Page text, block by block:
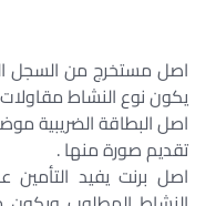
اصل مستخرج من السجل
يكون نوع النشاط
اصل البطاقة الضريبية
تقديم صورة منها .
اصل برنت يفيد